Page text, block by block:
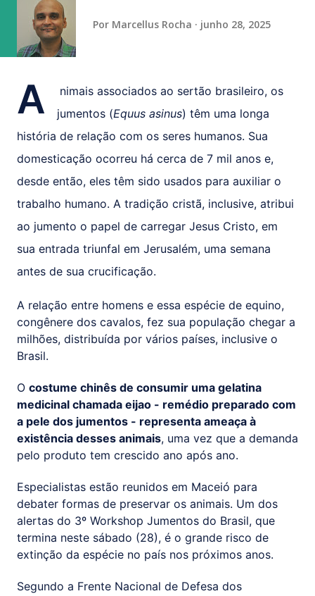
constrang...
Por Marcellus Rocha junho 28, 2025
A
nimais associados ao sertão brasileiro, os
jumentos (Equus asinus) têm uma longa
história de relação com os seres humanos. Sua
domesticação ocorreu há cerca de 7 mil anos e,
desde então, eles têm sido usados para auxiliar o
trabalho humano. A tradição cristã, inclusive, atribui
ao jumento o papel de carregar Jesus Cristo, em
sua entrada triunfal em Jerusalém, uma semana
antes de sua crucificação.
A relação entre homens e essa espécie de equino,
congênere dos cavalos, fez sua população chegar a
milhões, distribuída por vários países, inclusive o
Brasil.
O costume chinês de consumir uma gelatina
medicinal chamada eijao - remédio preparado com
a pele dos jumentos - representa ameaça à
existência desses animais, uma vez que a demanda
pelo produto tem crescido ano após ano.
Especialistas estão reunidos em Maceió para
debater formas de preservar os animais. Um dos
alertas do 3º Workshop Jumentos do Brasil, que
termina neste sábado (28), é o grande risco de
extinção da espécie no país nos próximos anos.
Segundo a Frente Nacional de Defesa dos